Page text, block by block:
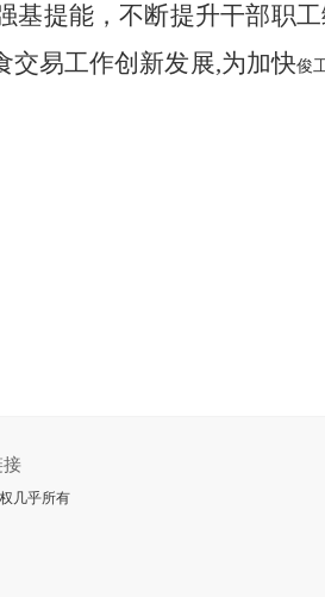
基提能，不断提升干部职
交易工作创新发展,为加快俊
接
几乎所有